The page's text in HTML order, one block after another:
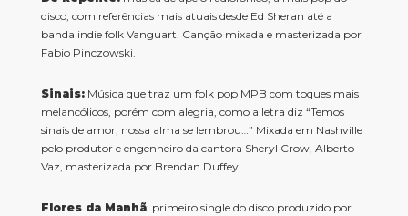
disco, com referências mais atuais desde Ed Sheran até a
banda indie folk Vanguart. Canção mixada e masterizada por
Fabio Pinczowski.
Sinais:Música que traz um folk pop MPB com toques mais
melancólicos, porém com alegria, como a letra diz “Temos
sinais de amor, nossa alma se lembrou…” Mixada em Nashville
pelo produtor e engenheiro da cantora Sheryl Crow, Alberto
Vaz, masterizada por Brendan Duffey.
Flores da Manhã: primeiro single do disco produzido por